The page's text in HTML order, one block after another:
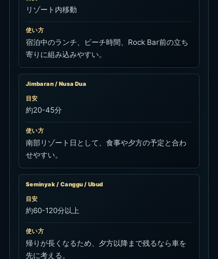
リゾート内移動
使い方
宿泊中のランチ、ビーチ時間、Rock Bar前の立ち
寄りに組み込みやすい。
Jimbaran / Nusa Dua
目安
約20-45分
使い方
南部リゾート日として、食事や夕方の予定と合わ
せやすい。
Seminyak / Canggu / Ubud
目安
約60-120分以上
使い方
帰りが長くなるため、夕方以降まで残るなら車を
先に考える。